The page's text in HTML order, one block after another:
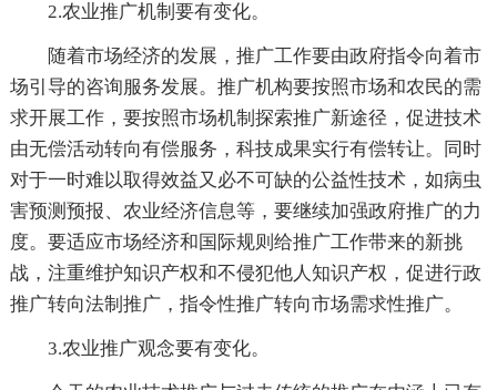
2.农业推广机制要有变化。
随着市场经济的发展，推广工作要由政府指令向着市
场引导的咨询服务发展。推广机构要按照市场和农民的需
求开展工作，要按照市场机制探索推广新途径，促进技术
由无偿活动转向有偿服务，科技成果实行有偿转让。同时
对于一时难以取得效益又必不可缺的公益性技术，如病虫
害预测预报、农业经济信息等，要继续加强政府推广的力
度。要适应市场经济和国际规则给推广工作带来的新挑
战，注重维护知识产权和不侵犯他人知识产权，促进行政
推广转向法制推广，指令性推广转向市场需求性推广。
3.农业推广观念要有变化。